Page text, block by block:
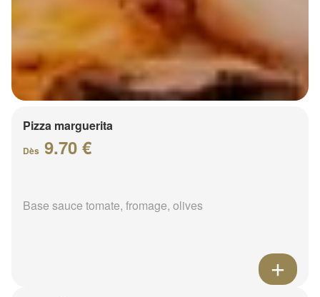
Pizza marguerita
Dès 9.70 €
Base sauce tomate, fromage, olives